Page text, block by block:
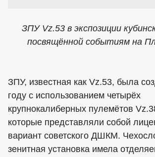
ЗПУ Vz.53 в экспозиции
посвящённой событиям на
ЗПУ, известная как Vz.53, была
году с использованием четырёх
крупнокалиберных пулемётов
которые представляли собой
вариант советского ДШКМ.
зенитная установка имела